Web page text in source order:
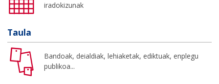
iradokizunak
Taula
Bandoak, deialdiak, lehiaketak, ediktuak, enplegu
publikoa...